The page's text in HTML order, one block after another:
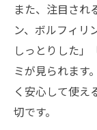
度チ
敏感
選び方
口コ
また、注目され
ン、ボルフィリ
しっとりした」
ミが見られます
く安心して使え
切です。